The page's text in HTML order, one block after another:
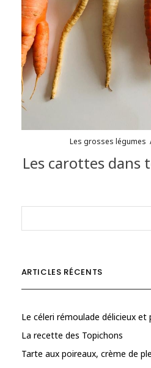
Les grosses légumes
Les carottes dans
ARTICLES RÉCENTS
Le céleri rémoulade délicieux et
La recette des Topichons
Tarte aux poireaux, crème de